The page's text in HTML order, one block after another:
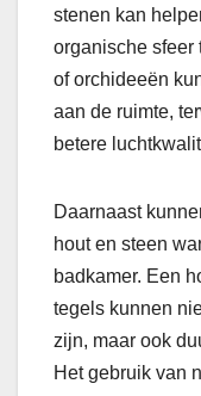
stenen kan
organische sfeer
of orchideeën
aan de ruimte,
betere
Daarnaast
hout en steen
badkamer. Een
tegels kunnen
zijn, maar ook
Het gebruik van